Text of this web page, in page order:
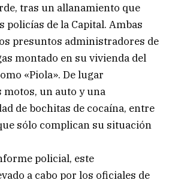
tras un allanamiento que
policías de la Capital. Ambas
presuntos administradores de
montado en su vivienda del
«Piola». De lugar
un auto y una
de bochitas de cocaína, entre
sólo complican su situación
policial, este
a cabo por los oficiales de